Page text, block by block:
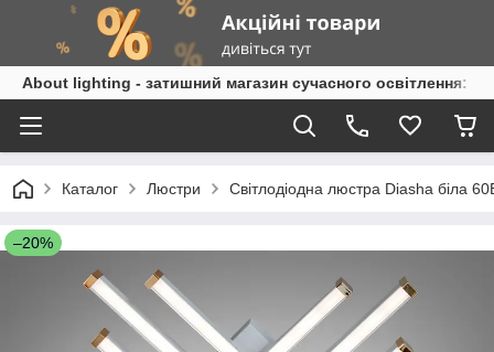
About lighting - затишний магазин сучасного освітлення:
Каталог Люстри Світлодіодна люстра Diasha біла
–20%